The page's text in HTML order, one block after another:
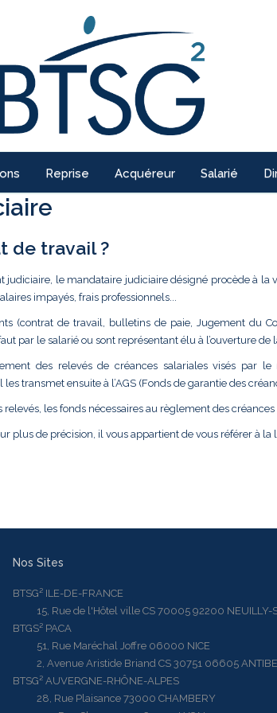
Reprise Acquéreur Salarié
de travail ?
judiciaire, le mandataire judiciaire désigné procède à
impayés, frais professionnels...
(contrat de travail, bulletins de paie, Jugement du
par le salarié ou sont représentant élu à l’ouverture de
des relevés de créances salariales visés par
transmet ensuite à l’AGS (Fonds de garantie des
relevés, les fonds nécessaires au règlement des créances
plus de précision, il vous appartient de vous référer à
Nos Sites
BTSG² ILE-DE-FRANCE
15, Rue de l'Hôtel ville CS 70005 92200 NEUILLY-
BTGS² PACA
51, Rue Maréchal Joffre 06000 NICE
2, Avenue Aristide Briand CS 30751 06605
BTSG² AUVERGNE-RHÔNE-ALPES
28, Rue Plaisance 73000 CHAMBERY